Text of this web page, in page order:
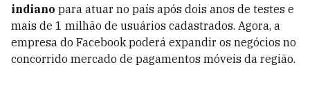
indiano para atuar no país após dois anos de testes e
mais de 1 milhão de usuários cadastrados. Agora, a
empresa do Facebook poderá expandir os negócios no
concorrido mercado de pagamentos móveis da região.